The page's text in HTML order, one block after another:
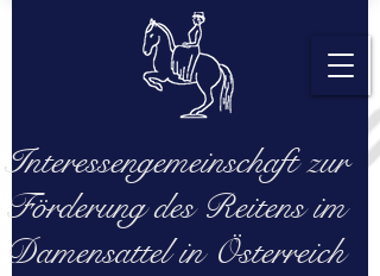
Interessengemeinschaft zur
Förderung des Reitens im
Damensattel in Österreich